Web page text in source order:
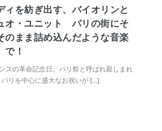
ィを紡ぎ出す、バイオリンと
オ・ユニット パリの街にそ
のまま詰め込んだような音楽
で！
スの革命記念日。パリ祭と呼ばれ親しまれ
リを中心に盛大なお祝いが […]